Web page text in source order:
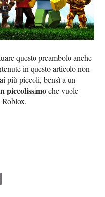
questo preambolo anche
in questo articolo non
più piccoli, bensì a un
piccolissimoche vuole
Roblox.